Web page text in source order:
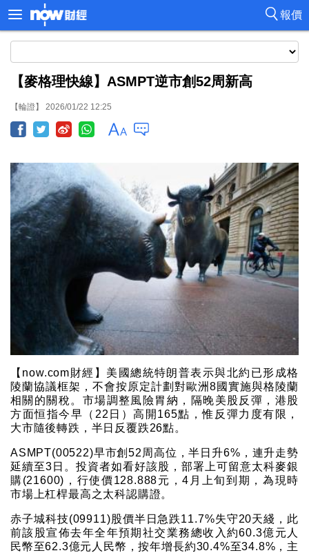
報價
【麥格理快線】ASMPT逆市創52周新高
【輪證】 2026/01/22 12:25
【now.com財經】美國總統特朗普表示與北約已形成格
陵蘭協議框架，不會按原定計劃對歐洲8國實施與格陵蘭
相關的關稅。市場調整風險胃納，隔晚美股反彈，港股
方面恒指今早（22日）高開165點，惟反彈力度有限，
大市隨後轉跌，半日反覆跌26點。
ASMPT(00522)早市創52周高位，半日升6%，連升走勢
延續至3日。投資者如看好該股，部署上可留意太科麥銀
購(21600)，行使價128.888元，4月上旬到期，為現時
市場上杠桿最高之太科認購證。
赤子城科技(09911)股價半日急跌11.7%失守20天綫，此
前該股宣佈去年全年預期社交業務總收入約60.3億元人
民幣至62.3億元人民幣，按年增長約30.4%至34.8%，主